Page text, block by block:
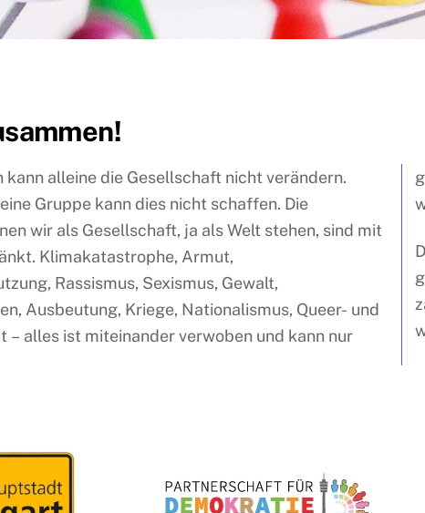
kann alleine die Gesellschaft nicht verändern.
Gruppe kann dies nicht schaffen. Die
wir als Gesellschaft, ja als Welt stehen, sind mit
Klimakatastrophe, Armut,
Rassismus, Sexismus, Gewalt,
Ausbeutung, Kriege, Nationalismus, Queer- und
– alles ist miteinander verwoben und kann nur
diese Abhängigkeitem erkannt und mitgedacht